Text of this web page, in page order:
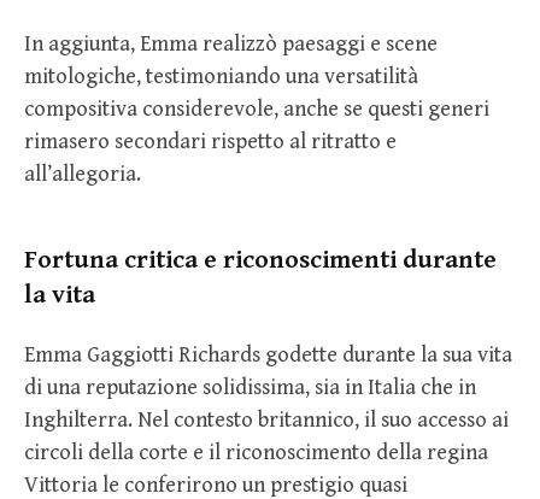
In aggiunta, Emma realizzò paesaggi e scene
mitologiche, testimoniando una versatilità
compositiva considerevole, anche se questi generi
rimasero secondari rispetto al ritratto e
all’allegoria.
Fortuna critica e riconoscimenti durante
la vita
Emma Gaggiotti Richards godette durante la sua vita
di una reputazione solidissima, sia in Italia che in
Inghilterra. Nel contesto britannico, il suo accesso ai
circoli della corte e il riconoscimento della regina
Vittoria le conferirono un prestigio quasi